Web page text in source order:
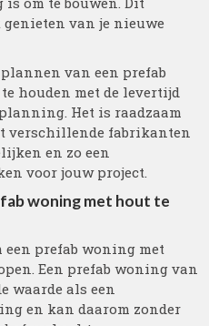
van je nieuwe
van een prefab
houden met de levertijd
Het is raadzaam
verschillende fabrikanten
en zo een
voor jouw project.
woning met hout te
een prefab woning met
Een prefab woning van
waarde als een
en kan daarom zonder